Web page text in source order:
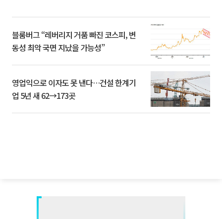
블룸버그 “레버리지 거품 빠진 코스피, 변
동성 최악 국면 지났을 가능성”
영업익으로 이자도 못 낸다…건설 한계기
업 5년 새 62→173곳